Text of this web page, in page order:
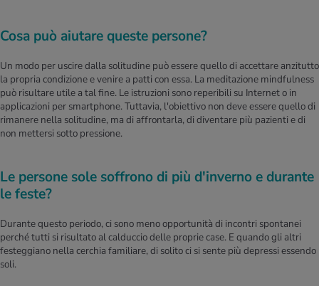
Cosa può aiutare queste persone?
Un modo per uscire dalla solitudine può essere quello di accettare anzitutto
la propria condizione e venire a patti con essa. La meditazione mindfulness
può risultare utile a tal fine. Le istruzioni sono reperibili su Internet o in
applicazioni per smartphone. Tuttavia, l'obiettivo non deve essere quello di
rimanere nella solitudine, ma di affrontarla, di diventare più pazienti e di
non mettersi sotto pressione.
Le persone sole soffrono di più d'inverno e durante
le feste?
Durante questo periodo, ci sono meno opportunità di incontri spontanei
perché tutti si risultato al calduccio delle proprie case. E quando gli altri
festeggiano nella cerchia familiare, di solito ci si sente più depressi essendo
soli.